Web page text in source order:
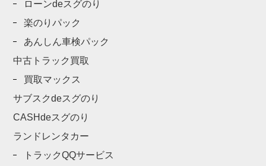
ローンdeスグのり
楽のりパック
あんしん車検パック
中古トラック買取
買取マックス
サブスクdeスグのり
CASHdeスグのり
ランドレンタカー
トラックQQサービス